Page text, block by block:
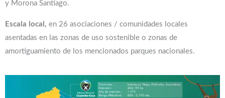
y Morona Santiago.
Escala local, en 26 asociaciones / comunidades locales
asentadas en las zonas de uso sostenible o zonas de
amortiguamiento de los mencionados parques nacionales.